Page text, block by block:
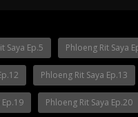
Saya Ep.5 Phloeng Rit Saya
Phloeng Rit Saya Ep.13
Phloeng Rit Saya Ep.20